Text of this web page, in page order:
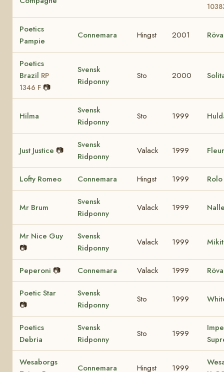
Poetics
Pampie
Connemara Hingst 2001
Poetics
Brazil RP
1346 F 📷
Svensk
Ridponny
Sto 2000
Hilma
Svensk
Ridponny
Sto 1999
Just Justice 📷
Svensk
Ridponny
Valack 1999
Lofty Romeo Connemara Hingst 1999 Rolo
Mr Brum
Svensk
Ridponny
Valack 1999
Mr Nice Guy
📷
Svensk
Ridponny
Valack 1999
Peperoni 📷 Connemara Valack 1999
Poetic Star
📷
Svensk
Ridponny
Sto 1999
Poetics
Debria
Svensk
Ridponny
Sto 1999
Wesaborgs
Connemara Hingst 1999